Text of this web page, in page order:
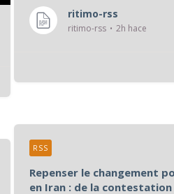
ritimo-rss
ritimo-rss 2h hace
Repenser le changement
en Iran : de la contestation
RSS